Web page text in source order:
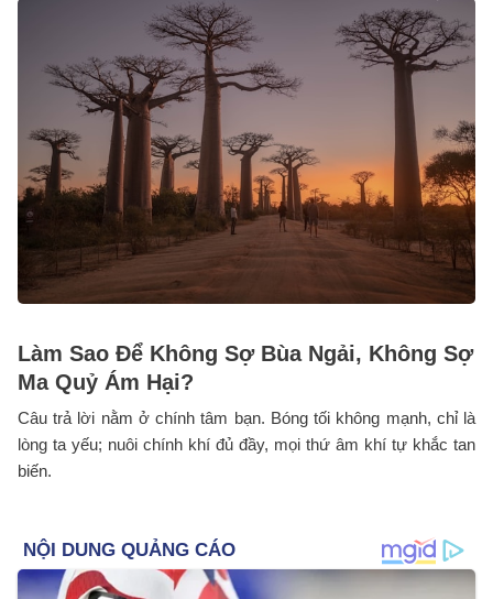
Làm Sao Để Không Sợ Bùa Ngải, Không Sợ
Ma Quỷ Ám Hại?
Câu trả lời nằm ở chính tâm bạn. Bóng tối không mạnh, chỉ là
lòng ta yếu; nuôi chính khí đủ đầy, mọi thứ âm khí tự khắc tan
biến.